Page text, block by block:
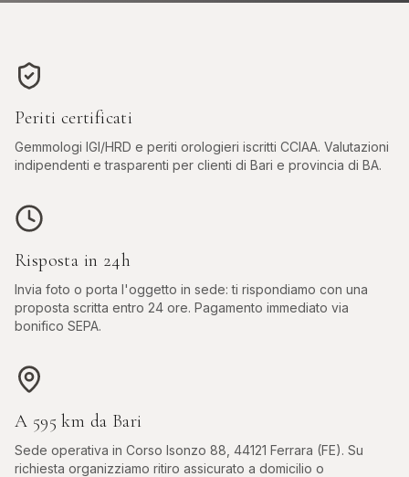
Periti certificati
Gemmologi IGI/HRD e periti orologieri iscritti CCIAA. Valutazioni
indipendenti e trasparenti per clienti di Bari e provincia di BA.
Risposta in 24h
Invia foto o porta l'oggetto in sede: ti rispondiamo con una
proposta scritta entro 24 ore. Pagamento immediato via
bonifico SEPA.
A 595 km da Bari
Sede operativa in Corso Isonzo 88, 44121 Ferrara (FE). Su
richiesta organizziamo ritiro assicurato a domicilio o